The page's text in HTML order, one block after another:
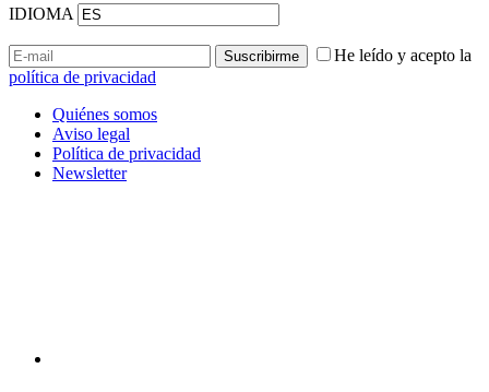
IDIOMA
He leído y acepto la
política de privacidad
Quiénes somos
Aviso legal
Política de privacidad
Newsletter